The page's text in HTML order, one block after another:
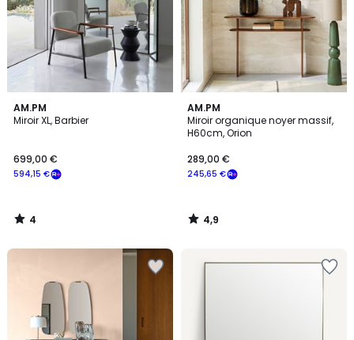
AM.PM
Miroir XL, Barbier
594,15 €
699,00 €
4
/
4
/
AM.PM
Miroir organique noyer massif,
H60cm, Orion
245,65 €
289,00 €
4,9
/ 5
4,9
/